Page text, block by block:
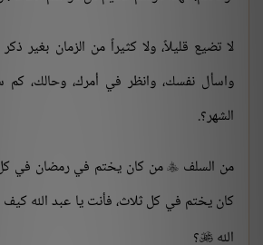
لا تضيع قليلاً، ولا كثيراً من الزمان بغير ذكر
واسأل نفسك، وانظر في أمرك، وحالك،
الشهر؟.
من السلف من كان يختم في رمضان في
كان يختم في كل ثلاث، فأنت يا عبد الله
الله ؟